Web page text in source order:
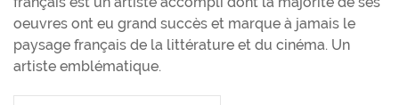
oeuvres ont eu grand succès et marque à jamais le
paysage français de la littérature et du cinéma. Un
artiste emblématique.